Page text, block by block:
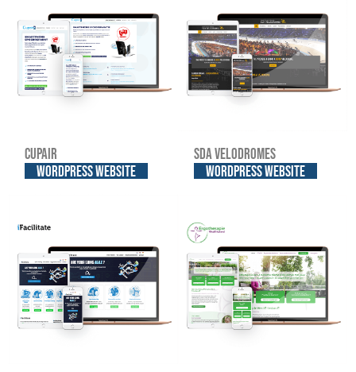
Cupair
WordPress website
SDA Velodromes
WordPress website